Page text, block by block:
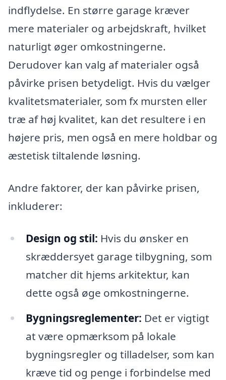
indflydelse. En større garage kræver
mere materialer og arbejdskraft, hvilket
naturligt øger omkostningerne.
Derudover kan valg af materialer også
påvirke prisen betydeligt. Hvis du vælger
kvalitetsmaterialer, som fx mursten eller
træ af høj kvalitet, kan det resultere i en
højere pris, men også en mere holdbar og
æstetisk tiltalende løsning.
Andre faktorer, der kan påvirke prisen,
inkluderer:
Design og stil: Hvis du ønsker en
skræddersyet garage tilbygning, som
matcher dit hjems arkitektur, kan
dette også øge omkostningerne.
Bygningsreglementer: Det er vigtigt
at være opmærksom på lokale
bygningsregler og tilladelser, som kan
kræve tid og penge i forbindelse med